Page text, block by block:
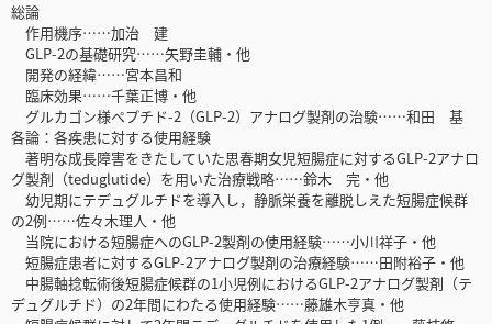
総論
作用機序……加治 建
GLP-2の基礎研究……矢野圭輔・他
開発の経緯……宮本昌和
臨床効果……千葉正博・他
グルカゴン様ペプチド-2（GLP-2）アナログ製剤の治験……和田 基
各論：各疾患に対する使用経験
著明な成長障害をきたしていた思春期女児短腸症に対するGLP-2アナロ
グ製剤（teduglutide）を用いた治療戦略……鈴木 完・他
幼児期にテデュグルチドを導入し，静脈栄養を離脱しえた短腸症候群
の2例……佐々木理人・他
当院における短腸症へのGLP-2製剤の使用経験……小川祥子・他
短腸症患者に対するGLP-2アナログ製剤の治療経験……田附裕子・他
中腸軸捻転術後短腸症候群の1小児例におけるGLP-2アナログ製剤（テ
デュグルチド）の2年間にわたる使用経験……藤雄木亨真・他